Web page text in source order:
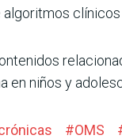
clínicos
en niños y
#OMS